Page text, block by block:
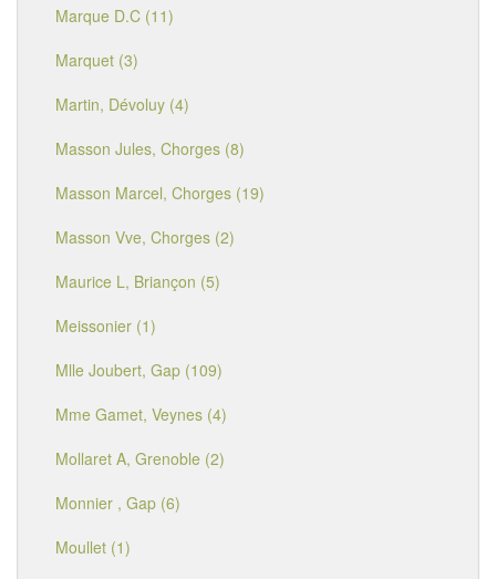
Marque D.C (11)
Marquet (3)
Martin, Dévoluy (4)
Masson Jules, Chorges (8)
Masson Marcel, Chorges (19)
Masson Vve, Chorges (2)
Maurice L, Briançon (5)
Meissonier (1)
Mlle Joubert, Gap (109)
Mme Gamet, Veynes (4)
Mollaret A, Grenoble (2)
Monnier , Gap (6)
Moullet (1)